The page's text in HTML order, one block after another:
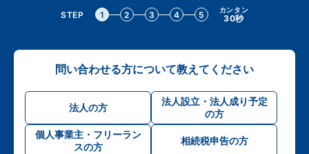
STEP 1 2 3 4 5 カンタン
30秒
問い合わせる方について教えてください
法人の方
法人設立・法人成り予定
の方
個人事業主・フリーラン
スの方
相続税申告の方